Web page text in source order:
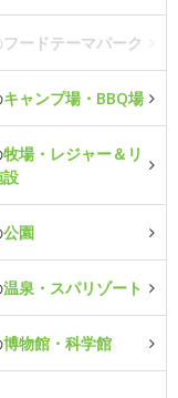
フードテーマパーク
キャンプ場・BBQ場
牧場・レジャー＆リ
設
公園
温泉・スパリゾート
博物館・科学館